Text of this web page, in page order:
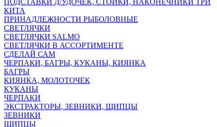
ПОДСТАВКИ Д/УДОЧЕК, СТОЙКИ, НАКОНЕЧНИКИ ТРИ
КИТА
ПРИНАДЛЕЖНОСТИ РЫБОЛОВНЫЕ
СВЕТЛЯЧКИ
СВЕТЛЯЧКИ SALMO
СВЕТЛЯЧКИ В АССОРТИМЕНТЕ
СДЕЛАЙ САМ
ЧЕРПАКИ, БАГРЫ, КУКАНЫ, КИЯНКА
БАГРЫ
КИЯНКА, МОЛОТОЧЕК
КУКАНЫ
ЧЕРПАКИ
ЭКСТРАКТОРЫ, ЗЕВНИКИ, ЩИПЦЫ
ЗЕВНИКИ
ЩИПЦЫ